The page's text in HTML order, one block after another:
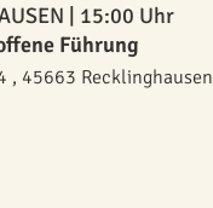
| 15:00 Uhr
Führung
, 45663 Recklinghausen